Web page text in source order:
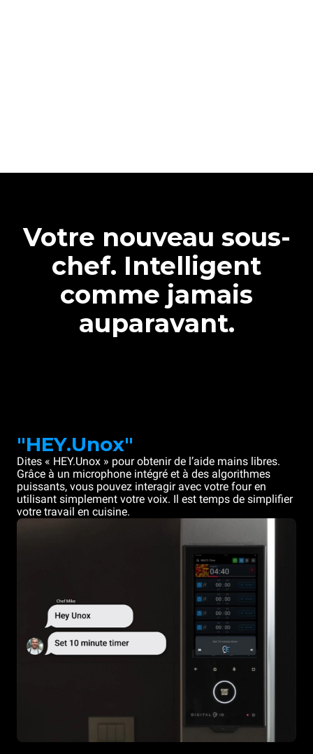
Votre nouveau sous-
chef. Intelligent
comme jamais
auparavant.
"HEY.Unox"
Dites « HEY.Unox » pour obtenir de l’aide mains libres.
Grâce à un microphone intégré et à des algorithmes
puissants, vous pouvez interagir avec votre four en
utilisant simplement votre voix. Il est temps de simplifier
votre travail en cuisine.